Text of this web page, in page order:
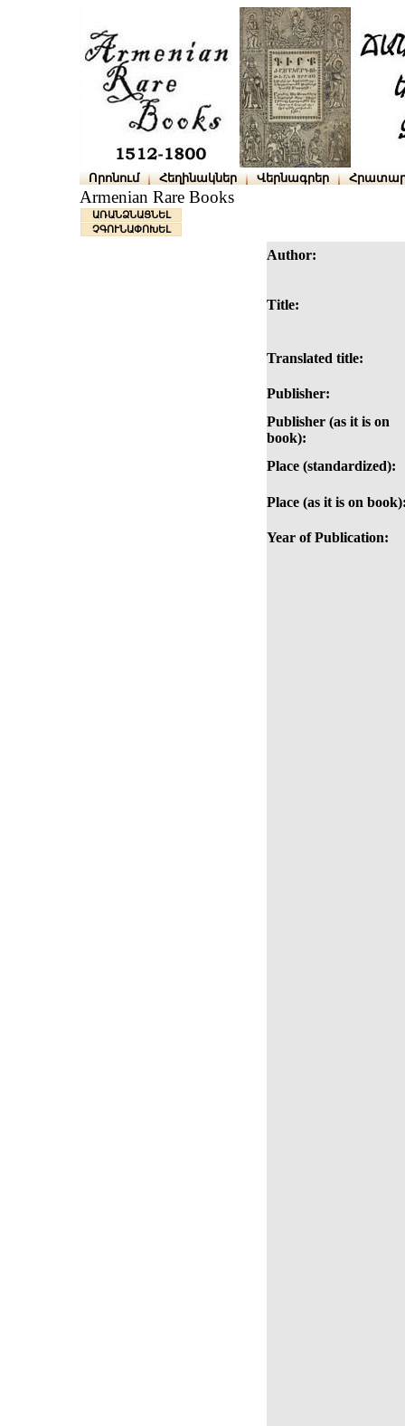
Որոնում Հեղինակներ Վերնագրեր
Armenian Rare Books
ԱՌԱՆՁՆԱՑՆԵԼ
ՉԳՈՒՆԱՓՈԽԵԼ
Author:
Title:
Translated title:
Publisher:
Publisher (as it is on
book):
Place (standardized):
Place (as it is on
Year of Publication: